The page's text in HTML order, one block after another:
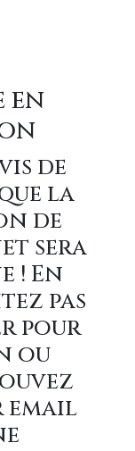
en
de
la
de
sera
! En
pas
pour
ou
email